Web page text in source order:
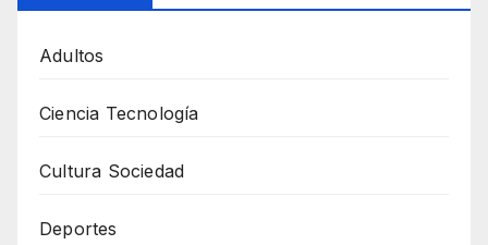
Adultos
Ciencia Tecnología
Cultura Sociedad
Deportes